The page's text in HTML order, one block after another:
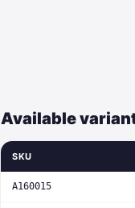
Available
SKU
A160015